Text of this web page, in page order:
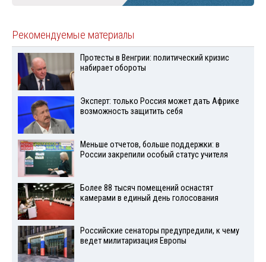
Рекомендуемые материалы
Протесты в Венгрии: политический кризис
набирает обороты
Эксперт: только Россия может дать Африке
возможность защитить себя
Меньше отчетов, больше поддержки: в
России закрепили особый статус учителя
Более 88 тысяч помещений оснастят
камерами в единый день голосования
Российские сенаторы предупредили, к чему
ведет милитаризация Европы